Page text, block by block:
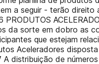
a seguir - terão direito
da sorte em dobro as
que estejam
Aceleradores
distribuição de